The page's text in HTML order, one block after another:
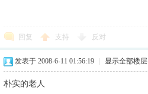
回复 支持 反对
发表于 2008-6-11 01:56:19 显示全部楼层
朴实的老人